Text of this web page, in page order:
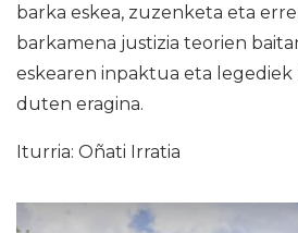
barka eskea, zuzenketa eta
barkamena justizia teorien
eskearen inpaktua eta legediek
duten eragina.
Iturria: Oñati Irratia